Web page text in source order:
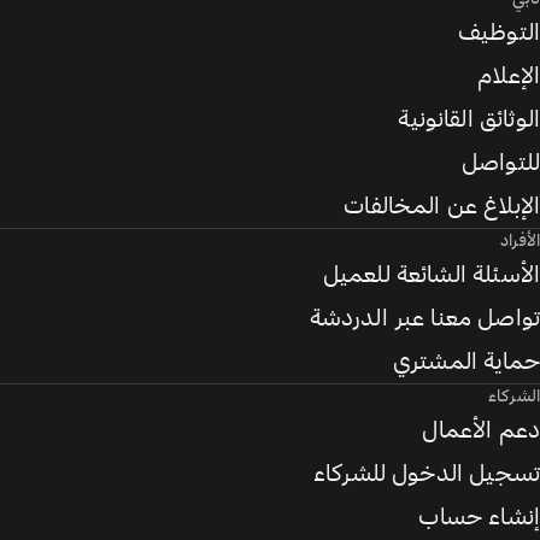
التوظيف
الإعلام
الوثائق القانونية
للتواصل
الإبلاغ عن المخالفات
الأفراد
الأسئلة الشائعة للعميل
تواصل معنا عبر الدردشة
حماية المشتري
الشركاء
دعم الأعمال
تسجيل الدخول للشركاء
إنشاء حساب